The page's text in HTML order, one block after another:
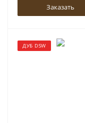
Заказать
ДУБ DSW